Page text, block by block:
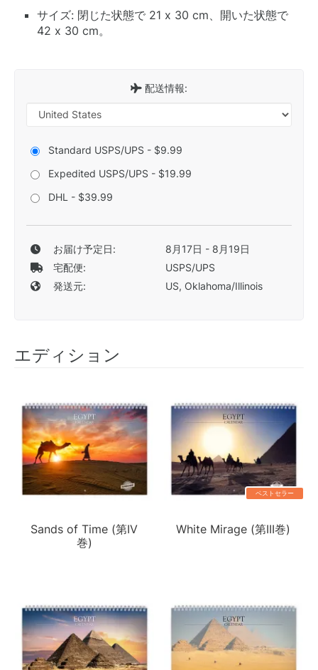
サイズ: 閉じた状態で 21 x 30 cm、開いた状態で
42 x 30 cm。
配送情報:
Standard USPS/UPS - $9.99
Expedited USPS/UPS - $19.99
DHL - $39.99
お届け予定日:
8月17日 - 8月19日
宅配便:
USPS/UPS
発送元:
US, Oklahoma/Illinois
エディション
Sands of Time (第IV
巻)
ベストセラー
White Mirage (第III巻)